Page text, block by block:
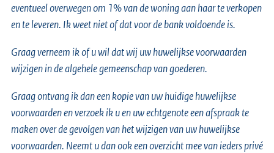
eventueel overwegen om 1% van de woning aan haar te verkopen
en te leveren. Ik weet niet of dat voor de bank voldoende is.
Graag verneem ik of u wil dat wij uw huwelijkse voorwaarden
wijzigen in de algehele gemeenschap van goederen.
Graag ontvang ik dan een kopie van uw huidige huwelijkse
voorwaarden en verzoek ik u en uw echtgenote een afspraak te
maken over de gevolgen van het wijzigen van uw huwelijkse
voorwaarden. Neemt u dan ook een overzicht mee van ieders privé